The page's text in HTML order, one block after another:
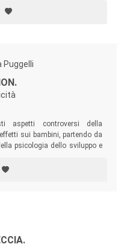
Puggelli
aspetti controversi della
sui bambini, partendo da
psicologia dello sviluppo e